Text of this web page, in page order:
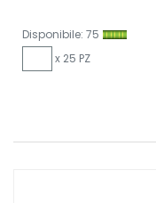
Disponibile: 75
x 25 PZ